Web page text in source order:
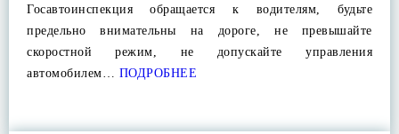
Госавтоинспекция обращается к водителям, будьте
предельно внимательны на дороге, не превышайте
скоростной режим, не допускайте управления
автомобилем… ПОДРОБНЕЕ